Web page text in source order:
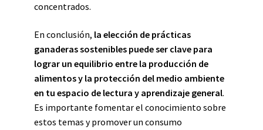
concentrados.
En conclusión, la elección de prácticas
ganaderas sostenibles puede ser clave para
lograr un equilibrio entre la producción de
alimentos y la protección del medio ambiente
en tu espacio de lectura y aprendizaje general.
Es importante fomentar el conocimiento sobre
estos temas y promover un consumo